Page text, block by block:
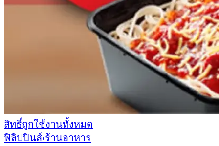
สิทธิ์ถูกใช้งานทั้งหมด
ฟิลิปปินส์•ร้านอาหาร